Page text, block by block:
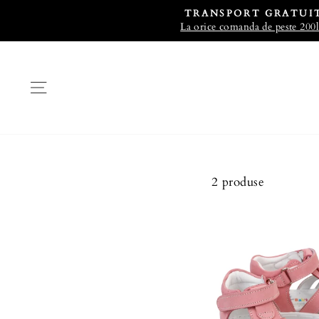
TRANSPORT
La orice comanda de peste
2 produse